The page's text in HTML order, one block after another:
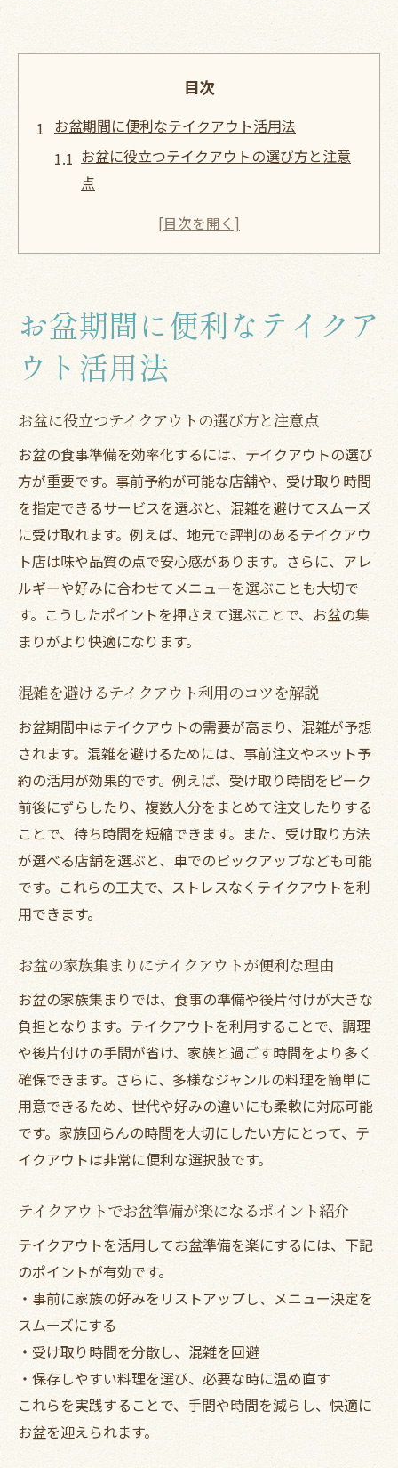
目次
お盆期間に便利なテイクアウト活用法
お盆に役立つテイクアウトの選び方と注意
点
混雑を避けるテイクアウト利用のコツを解
テイクアウトでお盆準備が楽になるポイン
ト紹介
近くのテイクアウトできるお店を活用する
方法
用術
家族集まりに最適なテイクアウト選び
家族の好みに合うテイクアウトジャンルの
選び方
お盆におすすめのテイクアウト活用例まと
め
テイクアウトで家族全員が満足する工夫と
千林商店街テイクアウト店の特徴をチェッ
ク
お盆の団欒を彩るテイクアウトメニューの
選定術
近くのテイクアウトできるお店比較のポイ
ント
千林商店街周辺で注目のテイクアウト
千林商店街のテイクアウト店の魅力と選び
方
話題の千林商店街テイクアウト店を探す方
お盆期間限定のテイクアウトサービスに注
テイクアウトで千林商店街の味を楽しむコ
ツ
近くのテイクアウトできるお店も合わせて
紹介
ンル
手間いらずのお盆ごはん準備術を紹介
テイクアウトで時短できるお盆ごはんのコ
ツ
テイクアウト活用で手間なく準備する方法
お盆のごはん準備が楽になるテイクアウト
術
現在地周辺テイクアウトの活用法を紹介
お盆期間に便利なテイクア
ウト活用法
お盆に役立つテイクアウトの選び方と注意点
お盆の食事準備を効率化するには、テイクアウトの選び
方が重要です。事前予約が可能な店舗や、受け取り時間
を指定できるサービスを選ぶと、混雑を避けてスムーズ
に受け取れます。例えば、地元で評判のあるテイクアウ
ト店は味や品質の点で安心感があります。さらに、アレ
ルギーや好みに合わせてメニューを選ぶことも大切で
す。こうしたポイントを押さえて選ぶことで、お盆の集
まりがより快適になります。
混雑を避けるテイクアウト利用のコツを解説
お盆期間中はテイクアウトの需要が高まり、混雑が予想
されます。混雑を避けるためには、事前注文やネット予
約の活用が効果的です。例えば、受け取り時間をピーク
前後にずらしたり、複数人分をまとめて注文したりする
ことで、待ち時間を短縮できます。また、受け取り方法
が選べる店舗を選ぶと、車でのピックアップなども可能
です。これらの工夫で、ストレスなくテイクアウトを利
用できます。
お盆の家族集まりにテイクアウトが便利な理由
お盆の家族集まりでは、食事の準備や後片付けが大きな
負担となります。テイクアウトを利用することで、調理
や後片付けの手間が省け、家族と過ごす時間をより多く
確保できます。さらに、多様なジャンルの料理を簡単に
用意できるため、世代や好みの違いにも柔軟に対応可能
です。家族団らんの時間を大切にしたい方にとって、テ
イクアウトは非常に便利な選択肢です。
テイクアウトでお盆準備が楽になるポイント紹介
テイクアウトを活用してお盆準備を楽にするには、下記
のポイントが有効です。
・事前に家族の好みをリストアップし、メニュー決定を
スムーズにする
・受け取り時間を分散し、混雑を回避
・保存しやすい料理を選び、必要な時に温め直す
これらを実践することで、手間や時間を減らし、快適に
お盆を迎えられます。